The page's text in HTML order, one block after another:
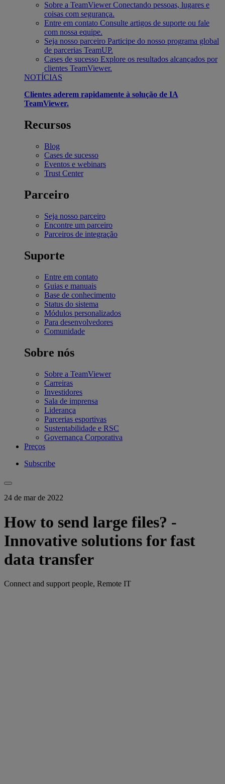
Sobre a TeamViewer Conectando pessoas, lugares e
coisas com segurança.
Entre em contato Consulte artigos de suporte ou fale
com nossa equipe.
Seja nosso parceiro Participe do nosso programa global
de parcerias TeamUP.
Cases de sucesso Explore os resultados alcançados por
clientes TeamViewer.
NOTÍCIAS
Clientes aderem rapidamente à solução de IA
TeamViewer.
Recursos
Blog
Cases de sucesso
Eventos e webinars
Trust Center
Parceiro
Seja nosso parceiro
Encontre um parceiro
Parceiros de integração
Suporte
Entre em contato
Guias e manuais
Base de conhecimento
Status do sistema
Módulos personalizados
Para desenvolvedores
Comunidade
Sobre nós
Sobre a TeamViewer
Carreiras
Investidores
Sala de imprensa
Liderança
Parcerias esportivas
Sustentabilidade e RSC
Governança Corporativa
Preços
Subscribe
24 de mar de 2022
How to send large files? -
Innovative solutions for fast
data transfer
Connect and support people, Remote IT